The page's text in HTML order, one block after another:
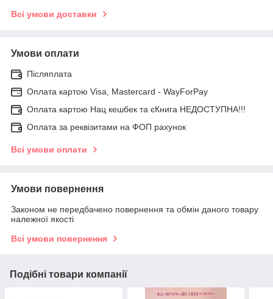
Всі умови доставки
Умови оплати
Післяплата
Оплата картою Visa, Mastercard - WayForPay
Оплата картою Нац кешбек та єКнига НЕДОСТУПНА!!!
Оплата за реквізитами на ФОП рахунок
Всі умови оплати
Умови повернення
Законом не передбачено повернення та обмін даного товару
належної якості
Всі умови повернення
Подібні товари компанії